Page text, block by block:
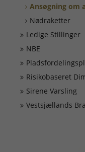
Kontakt
Kurser
Ledige
Skorsten
Ansøgning om
Nødraketter
Ledige Stillinger
NBE
Risikobaseret
Sirene Varsling
Vestsjællands